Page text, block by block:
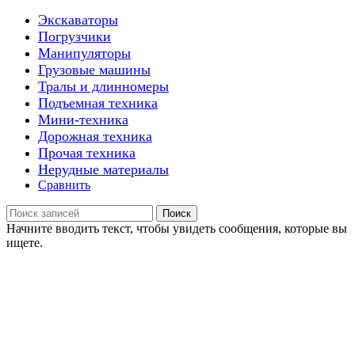
Экскаваторы
Погрузчики
Манипуляторы
Грузовые машины
Тралы и длинномеры
Подъемная техника
Мини-техника
Дорожная техника
Прочая техника
Нерудные материалы
Сравнить
Поиск
Начните вводить текст, чтобы увидеть сообщения, которые вы
ищете.